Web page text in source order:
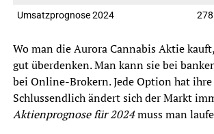
Umsatzprognose 2024
Wo man die Aurora Cannabis Aktie
gut überdenken. Man kann sie bei
bei Online-Brokern. Jede Option hat
Schlussendlich ändert sich der Markt
Aktienprognose für 2024muss man